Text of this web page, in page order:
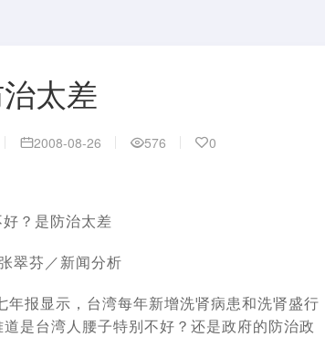
太差
2008-08-26 576 0
？ 是防治太差
翠芬／新闻分析
报显示，台湾每年新增洗肾病患和洗肾盛行
是台湾人腰子特别不好？还是政府的防治政